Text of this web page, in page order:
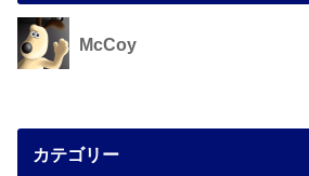
McCoy
カテゴリー